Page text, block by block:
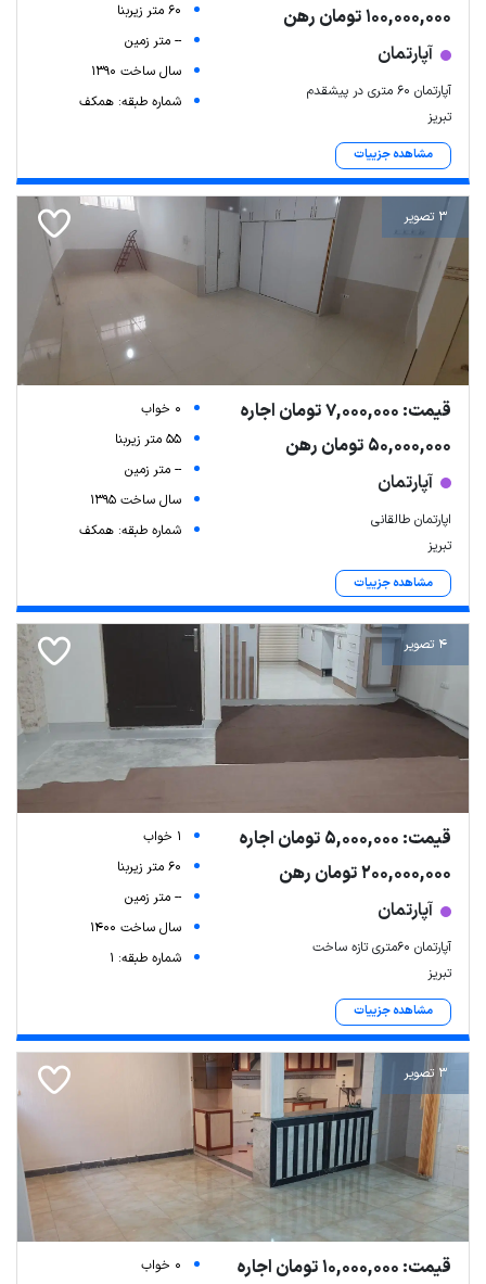
| Map data ©ariamarz.com
100,000,000 تومان رهن
آپارتمان
آپارتمان ۶۰ متری در پیشقدم
تبریز
مشاهده جزییات
60 متر زیربنا
-- متر زمین
سال ساخت 1390
شماره طبقه: همکف
3 تصویر
قیمت: 7,000,000 تومان اجاره
50,000,000 تومان رهن
آپارتمان
اپارتمان طالقانی
تبریز
مشاهده جزییات
0 خواب
55 متر زیربنا
-- متر زمین
سال ساخت 1395
شماره طبقه: همکف
4 تصویر
قیمت: 5,000,000 تومان اجاره
200,000,000 تومان رهن
آپارتمان
آپارتمان ۶۰متری تازه ساخت
تبریز
مشاهده جزییات
1 خواب
60 متر زیربنا
-- متر زمین
سال ساخت 1400
شماره طبقه: 1
3 تصویر
قیمت: 10,000,000 تومان اجاره
0 خواب